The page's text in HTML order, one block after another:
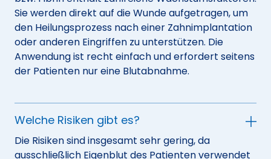
Sie werden direkt auf die Wunde aufgetragen, um
den Heilungsprozess nach einer Zahnimplantation
oder anderen Eingriffen zu unterstützen. Die
Anwendung ist recht einfach und erfordert seitens
der Patienten nur eine Blutabnahme.
Welche Risiken gibt es?
Die Risiken sind insgesamt sehr gering, da
ausschließlich Eigenblut des Patienten verwendet